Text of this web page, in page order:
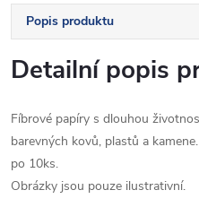
Popis produktu
Detailní popis
Fíbrové papíry s dlouhou
barevných kovů, plastů a
po 10ks.
Obrázky jsou pouze ilustrativní.